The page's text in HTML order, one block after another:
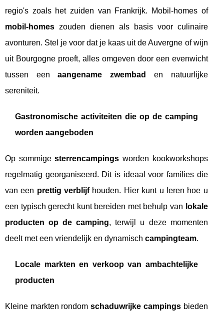
regio's zoals het zuiden van Frankrijk. Mobil-homes of
mobil-homes zouden dienen als basis voor culinaire
avonturen. Stel je voor dat je kaas uit de Auvergne of wijn
uit Bourgogne proeft, alles omgeven door een evenwicht
tussen eenaangename zwembad
en natuurlijke
sereniteit.
Gastronomische activiteiten die op de camping
worden aangeboden
Op sommigesterrencampings worden kookworkshops
regelmatig georganiseerd. Dit is ideaal voor families die
van een prettig verblijfhouden. Hier kunt u leren hoe u
een typisch gerecht kunt bereiden met behulp van lokale
producten op de camping, terwijl u deze momenten
deelt met een vriendelijk en dynamisch campingteam.
Locale markten en verkoop van ambachtelijke
producten
Kleine markten rondomschaduwrijke campingsbieden